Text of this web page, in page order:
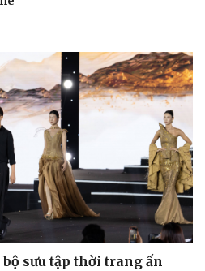
sưu tập thời trang ấn